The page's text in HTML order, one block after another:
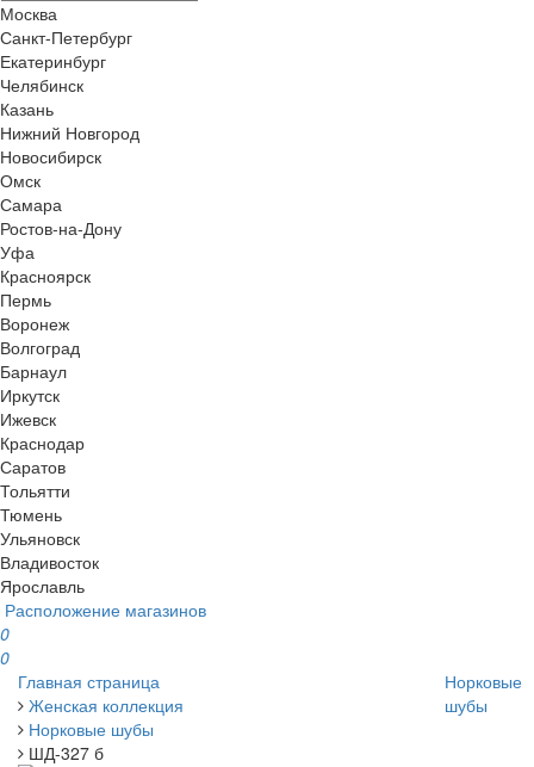
Москва
Санкт-Петербург
Екатеринбург
Челябинск
Казань
Нижний Новгород
Новосибирск
Омск
Самара
Ростов-на-Дону
Уфа
Красноярск
Пермь
Воронеж
Волгоград
Барнаул
Иркутск
Ижевск
Краснодар
Саратов
Тольятти
Тюмень
Ульяновск
Владивосток
Ярославль
Расположение магазинов
0
0
Главная страница
Женская коллекция
Норковые шубы
ШД-327 б
Норковые
шубы